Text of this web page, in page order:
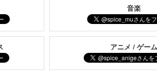
音楽
アニメ / ゲー